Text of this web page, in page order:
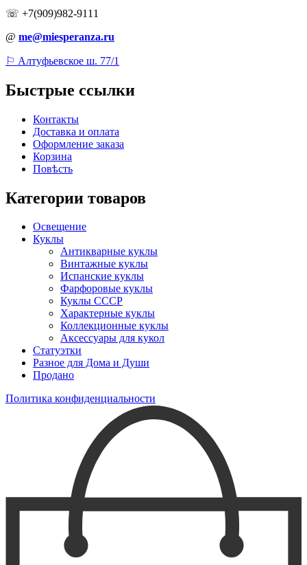
☏ +7(909)982-9111
@ me@miesperanza.ru
⚐ Алтуфьевское ш. 77/1
Быстрые ссылки
Контакты
Доставка и оплата
Оформление заказа
Корзина
Повѣсть
Категории товаров
Освещение
Куклы
Антикварные куклы
Винтажные куклы
Испанские куклы
Фарфоровые куклы
Куклы СССР
Характерные куклы
Коллекционные куклы
Аксессуары для кукол
Статуэтки
Разное для Дома и Души
Продано
Политика конфиденциальности